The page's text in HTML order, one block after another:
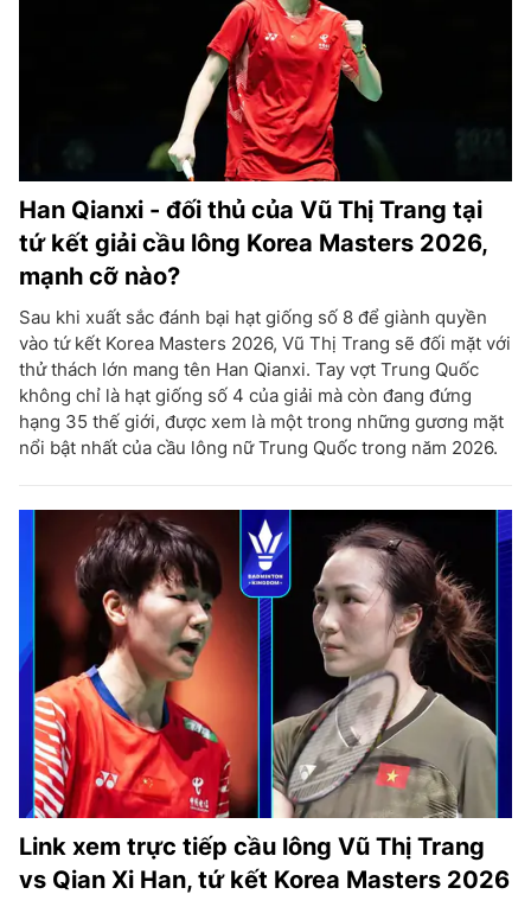
Han Qianxi - đối thủ của Vũ Thị Trang tại
tứ kết giải cầu lông Korea Masters 2026,
mạnh cỡ nào?
Sau khi xuất sắc đánh bại hạt giống số 8 để giành quyền
vào tứ kết Korea Masters 2026, Vũ Thị Trang sẽ đối mặt với
thử thách lớn mang tên Han Qianxi. Tay vợt Trung Quốc
không chỉ là hạt giống số 4 của giải mà còn đang đứng
hạng 35 thế giới, được xem là một trong những gương mặt
nổi bật nhất của cầu lông nữ Trung Quốc trong năm 2026.
Link xem trực tiếp cầu lông Vũ Thị Trang
vs Qian Xi Han, tứ kết Korea Masters 2026